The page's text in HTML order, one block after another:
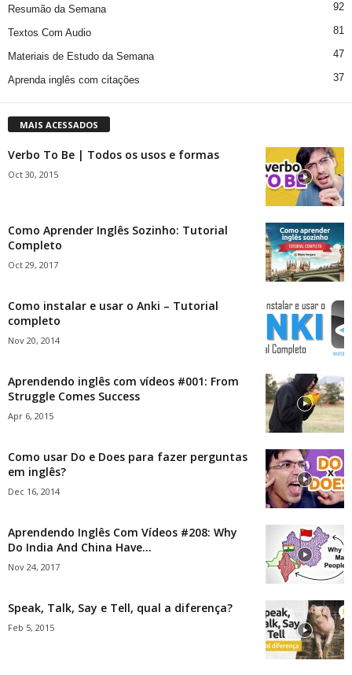
Resumão da Semana 92
Textos Com Audio 81
Materiais de Estudo da Semana 47
Aprenda inglês com citações 37
MAIS ACESSADOS
Verbo To Be | Todos os usos e formas
Oct 30, 2015
Como Aprender Inglês Sozinho: Tutorial
Completo
Oct 29, 2017
Como instalar e usar o Anki – Tutorial
completo
Nov 20, 2014
Aprendendo inglês com vídeos #001: From
Struggle Comes Success
Apr 6, 2015
Como usar Do e Does para fazer perguntas
em inglês?
Dec 16, 2014
Aprendendo Inglês Com Vídeos #208: Why
Do India And China Have...
Nov 24, 2017
Speak, Talk, Say e Tell, qual a diferença?
Feb 5, 2015